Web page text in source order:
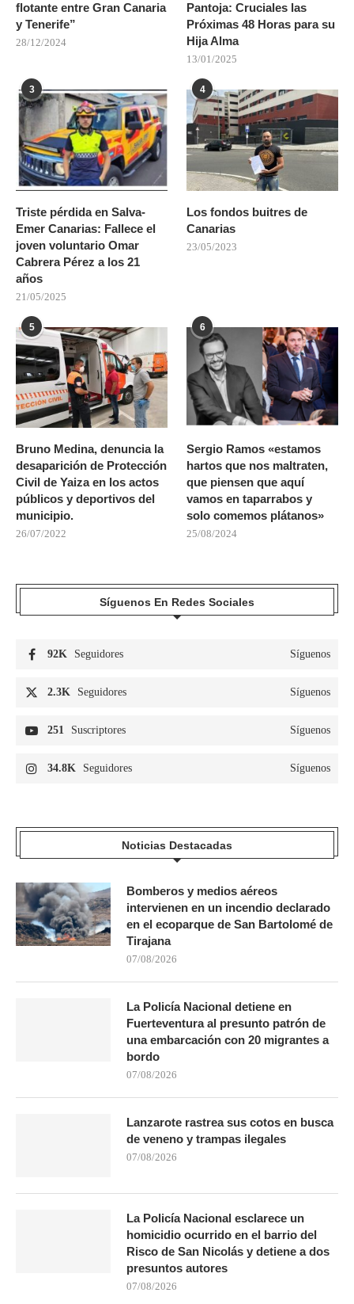
flotante entre Gran Canaria
y Tenerife”
28/12/2024
Pantoja: Cruciales las
Próximas 48 Horas para su
Hija Alma
13/01/2025
3
Triste pérdida en Salva-
Emer Canarias: Fallece el
joven voluntario Omar
Cabrera Pérez a los 21
años
21/05/2025
4
Los fondos buitres de
Canarias
23/05/2023
5
Bruno Medina, denuncia la
desaparición de Protección
Civil de Yaiza en los actos
públicos y deportivos del
municipio.
26/07/2022
6
Sergio Ramos «estamos
hartos que nos maltraten,
que piensen que aquí
vamos en taparrabos y
solo comemos plátanos»
25/08/2024
Síguenos En Redes Sociales
92K Seguidores Síguenos
2.3K Seguidores Síguenos
251 Suscriptores Síguenos
34.8K Seguidores Síguenos
Noticias Destacadas
Bomberos y medios aéreos
intervienen en un incendio declarado
en el ecoparque de San Bartolomé de
Tirajana
07/08/2026
La Policía Nacional detiene en
Fuerteventura al presunto patrón de
una embarcación con 20 migrantes a
bordo
07/08/2026
Lanzarote rastrea sus cotos en busca
de veneno y trampas ilegales
07/08/2026
La Policía Nacional esclarece un
homicidio ocurrido en el barrio del
Risco de San Nicolás y detiene a dos
presuntos autores
07/08/2026